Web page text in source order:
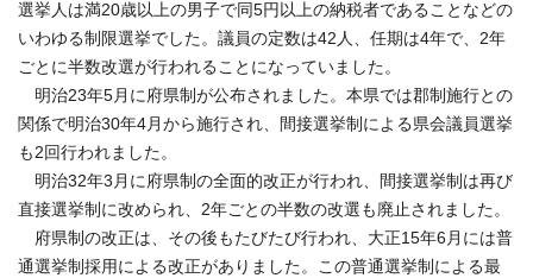
選挙人は満20歳以上の男子で同5円以上の納税者であることなどの
いわゆる制限選挙でした。議員の定数は42人、任期は4年で、2年
ごとに半数改選が行われることになっていました。
明治23年5月に府県制が公布されました。本県では郡制施行との
関係で明治30年4月から施行され、間接選挙制による県会議員選挙
も2回行われました。
明治32年3月に府県制の全面的改正が行われ、間接選挙制は再び
直接選挙制に改められ、2年ごとの半数の改選も廃止されました。
府県制の改正は、その後もたびたび行われ、大正15年6月には普
通選挙制採用による改正がありました。この普通選挙制による最